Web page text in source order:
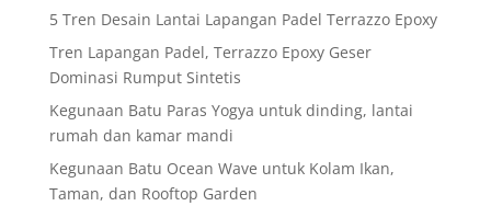
5 Tren Desain Lantai Lapangan Padel Terrazzo Epoxy
Tren Lapangan Padel, Terrazzo Epoxy Geser
Dominasi Rumput Sintetis
Kegunaan Batu Paras Yogya untuk dinding, lantai
rumah dan kamar mandi
Kegunaan Batu Ocean Wave untuk Kolam Ikan,
Taman, dan Rooftop Garden